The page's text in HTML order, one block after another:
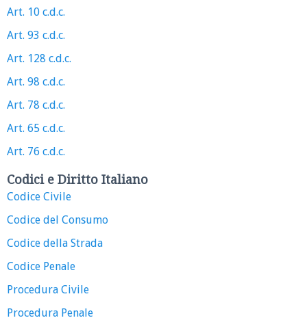
Art. 10 c.d.c.
Art. 93 c.d.c.
Art. 128 c.d.c.
Art. 98 c.d.c.
Art. 78 c.d.c.
Art. 65 c.d.c.
Art. 76 c.d.c.
Codici e Diritto Italiano
Codice Civile
Codice del Consumo
Codice della Strada
Codice Penale
Procedura Civile
Procedura Penale